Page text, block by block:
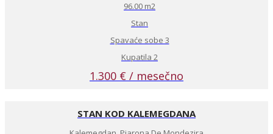
96.00 m2
Stan
Spavaće sobe 3
Kupatila 2
1.300 € / mesečno
STAN KOD KALEMEGDANA